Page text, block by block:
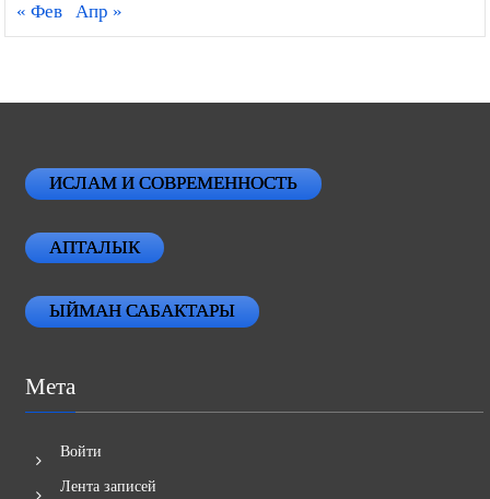
« Фев Апр »
ИСЛАМ И СОВРЕМЕННОСТЬ
АПТАЛЫК
ЫЙМАН САБАКТАРЫ
Мета
Войти
Лента записей